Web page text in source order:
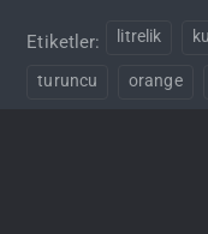
Etiketler: litrelik
turuncu orange